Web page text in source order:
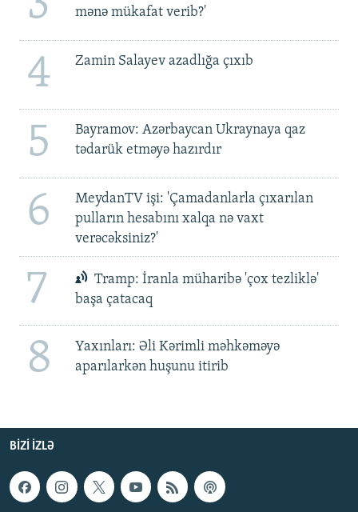
mənə mükafat verib?'
4 Zamin Salayev azadlığa çıxıb
5
Bayramov: Azərbaycan Ukraynaya qaz
tədarük etməyə hazırdır
6
MeydanTV işi: 'Çamadanlarla çıxarılan
pulların hesabını xalqa nə vaxt
verəcəksiniz?'
7
Tramp: İranla müharibə 'çox tezliklə'
başa çatacaq
8
Yaxınları: Əli Kərimli məhkəməyə
aparılarkən huşunu itirib
BIZI IZLƏ